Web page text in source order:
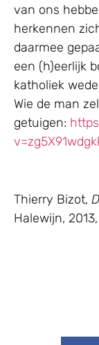
van ons
herkennen
daarmee
een (h)eerlijk
katholiek
Wie de man
getuigen:
Thierry Bizot,
Halewijn,